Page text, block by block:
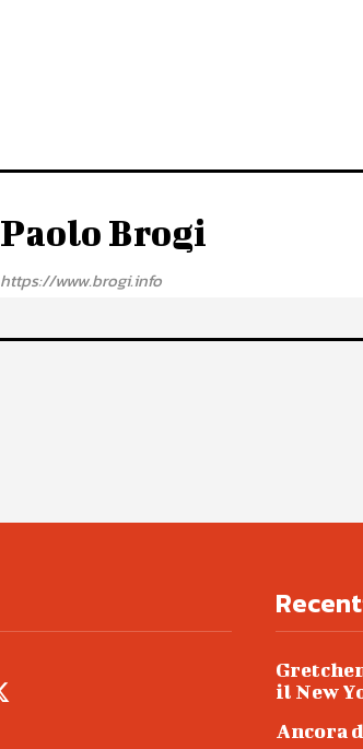
Paolo Brogi
https://www.brogi.info
il New
Ancora